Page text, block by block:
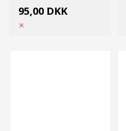
95,00 DKK